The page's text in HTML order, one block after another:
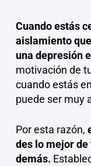
Cuando estás
aislamiento
una depresión
motivación de
cuando estás
puede ser muy
Por esta razón,
des lo mejor
demás.